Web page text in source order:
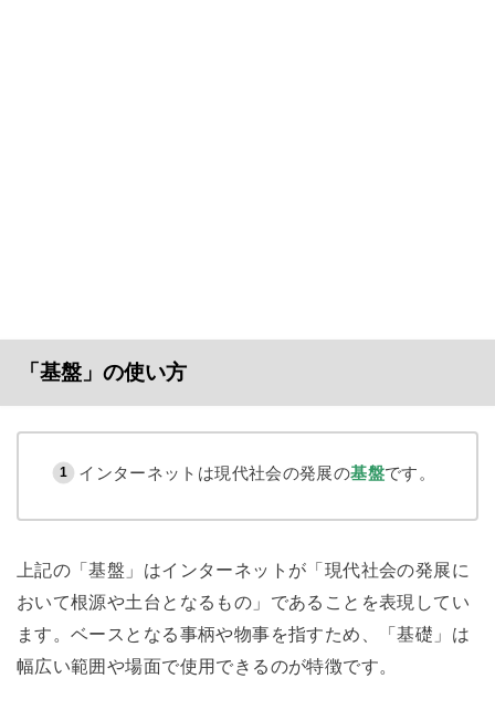
「基盤」の使い方
インターネットは現代社会の発展の基盤です。
上記の「基盤」はインターネットが「現代社会の発展に
おいて根源や土台となるもの」であることを表現してい
ます。ベースとなる事柄や物事を指すため、「基礎」は
幅広い範囲や場面で使用できるのが特徴です。